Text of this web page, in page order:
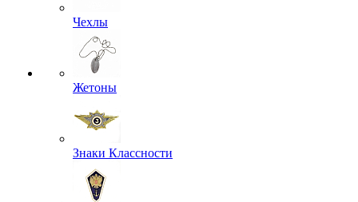
Чехлы
Жетоны
Знаки Классности